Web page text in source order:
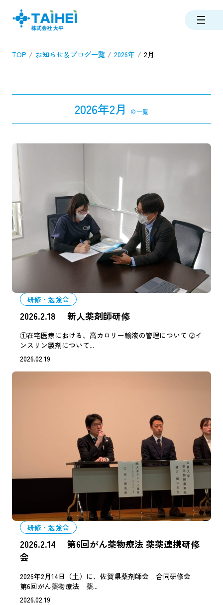
TOP お知らせ＆ブログ一覧 2026年 2月
2026年2月 の一覧
研修・勉強会
2026.2.18 新人薬剤師研修
①在宅医療における、高カロリー輸液の管理について ➁イ
ンスリン製剤について...
2026.02.19
研修・勉強会
2026.2.14 第6回がん薬物療法 薬薬連携研修
会
2026年2月14日（土）に、佐賀県薬剤師会 合同研修会
第6回がん薬物療法 薬...
2026.02.19